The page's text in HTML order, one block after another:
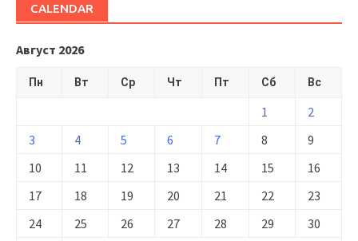
CALENDAR
Август 2026
Пн Вт Ср Чт Пт Сб Вс
1
2
3
4 5 6 7 8
9
10
11 12 13 14 15
16
17
18 19 20 21 22
23
24
25 26 27 28 29
30